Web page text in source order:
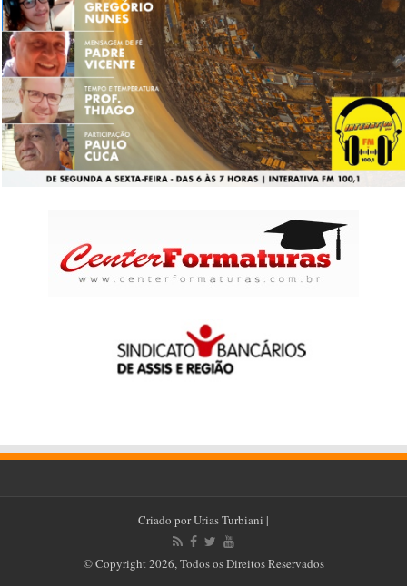
Criado porUrias Turbiani |
© Copyright 2026, Todos os Direitos Reservados